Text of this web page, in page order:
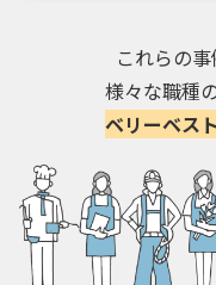
これらの事
様々な職種
ベリーベス